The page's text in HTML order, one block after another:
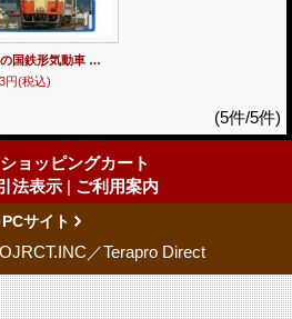
最後の国鉄形気動車 キハ40系 【BD+DVD】（本品はBDとDVDの2枚組です）
円(税込)
(5件/5件)
ショッピングカート
法表示 | ご利用案内
PCサイト
／Terapro Direct